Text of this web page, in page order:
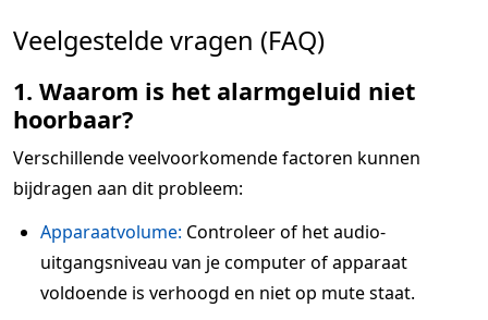
Veelgestelde vragen (FAQ)
1. Waarom is het alarmgeluid niet
hoorbaar?
Verschillende veelvoorkomende factoren kunnen
bijdragen aan dit probleem:
Apparaatvolume: Controleer of het audio-
uitgangsniveau van je computer of apparaat
voldoende is verhoogd en niet op mute staat.